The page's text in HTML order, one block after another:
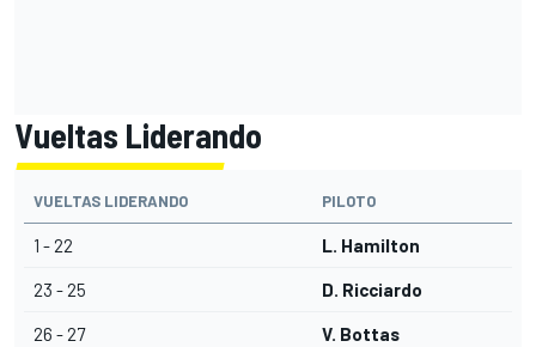
Vueltas Liderando
VUELTAS LIDERANDO PILOTO
1 - 22 L. Hamilton
23 - 25 D. Ricciardo
26 - 27 V. Bottas